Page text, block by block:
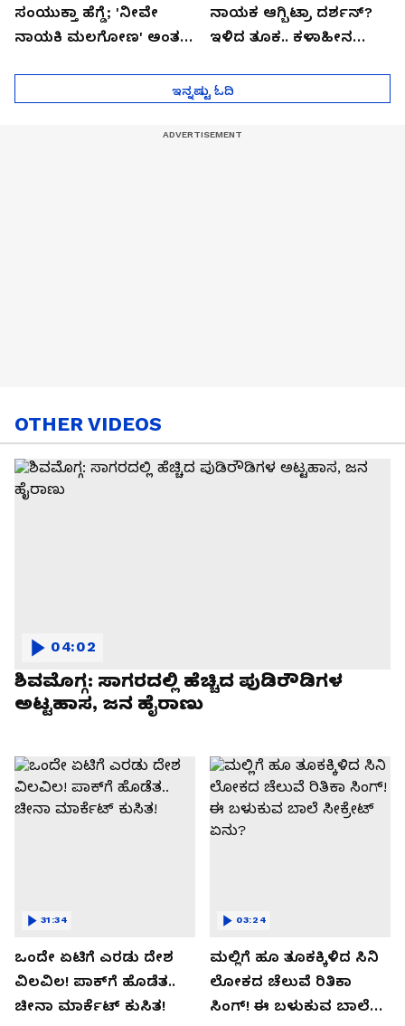
ಸಂಯುಕ್ತಾ ಹೆಗ್ಡೆ; 'ನೀವೇ
ನಾಯಕಿ ಮಲಗೋಣ' ಅಂತ
ನಾಯಕ ಆಗ್ಬಿಟ್ರಾ ದರ್ಶನ್?
ಇಳಿದ ತೂಕ.. ಕಳಾಹೀನ
ಇನ್ನಷ್ಟು ಓದಿ
OTHER VIDEOS
ಶಿವಮೊಗ್ಗ: ಸಾಗರದಲ್ಲಿ ಹೆಚ್ಚಿದ ಪುಡಿರೌಡಿಗಳ
ಅಟ್ಟಹಾಸ, ಜನ ಹೈರಾಣು
04:02
ಒಂದೇ ಏಟಿಗೆ ಎರಡು ದೇಶ
ವಿಲವಿಲ! ಪಾಕ್​​ಗೆ ಹೊಡೆತ..
ಚೀನಾ ಮಾರ್ಕೆಟ್​ ಕುಸಿತ!
31:34
ಮಲ್ಲಿಗೆ ಹೂ ತೂಕಕ್ಕಿಳಿದ ಸಿನಿ
ಲೋಕದ ಚೆಲುವೆ ರಿತಿಕಾ
ಸಿಂಗ್!‌ ಈ ಬಳುಕುವ ಬಾಲೆ
03:24